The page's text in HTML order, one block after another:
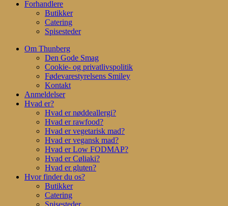
Forhandlere
Butikker
Catering
Spisesteder
Om Thunberg
Den Gode Smag
Cookie- og privatlivspolitik
Fødevarestyrelsens Smiley
Kontakt
Anmeldelser
Hvad er?
Hvad er nøddeallergi?
Hvad er rawfood?
Hvad er vegetarisk mad?
Hvad er vegansk mad?
Hvad er Low FODMAP?
Hvad er Cøliaki?
Hvad er gluten?
Hvor finder du os?
Butikker
Catering